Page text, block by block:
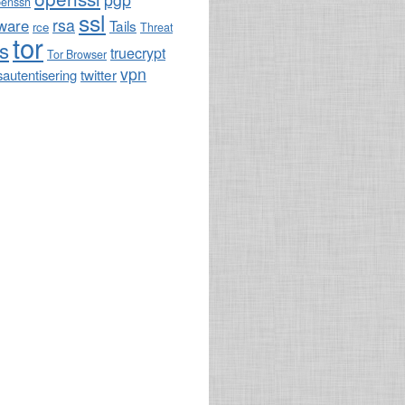
rce rsa ssl Tails Threat
tor Tor Browser truecrypt
twittervpn